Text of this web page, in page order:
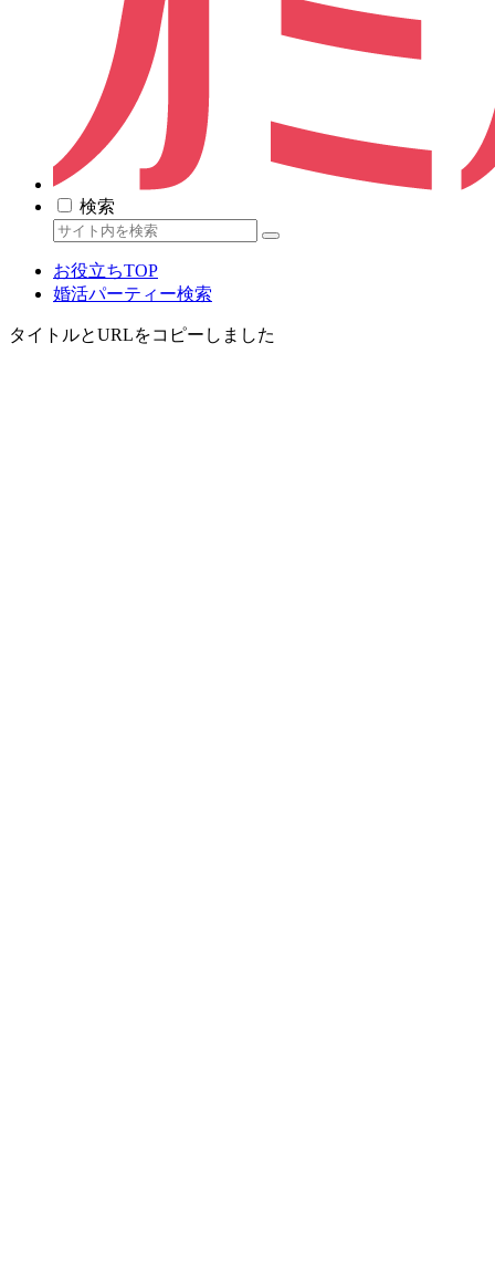
検索
お役立ちTOP
婚活パーティー検索
タイトルとURLをコピーしました